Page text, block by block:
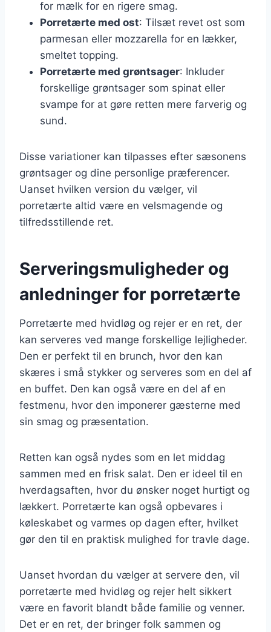
for mælk for en rigere smag.
Porretærte med ost: Tilsæt revet ost som
parmesan eller mozzarella for en lækker,
smeltet topping.
Porretærte med grøntsager: Inkluder
forskellige grøntsager som spinat eller
svampe for at gøre retten mere farverig og
sund.
Disse variationer kan tilpasses efter sæsonens
grøntsager og dine personlige præferencer.
Uanset hvilken version du vælger, vil
porretærte altid være en velsmagende og
tilfredsstillende ret.
Serveringsmuligheder og
anledninger for porretærte
Porretærte med hvidløg og rejer er en ret, der
kan serveres ved mange forskellige lejligheder.
Den er perfekt til en brunch, hvor den kan
skæres i små stykker og serveres som en del af
en buffet. Den kan også være en del af en
festmenu, hvor den imponerer gæsterne med
sin smag og præsentation.
Retten kan også nydes som en let middag
sammen med en frisk salat. Den er ideel til en
hverdagsaften, hvor du ønsker noget hurtigt og
lækkert. Porretærte kan også opbevares i
køleskabet og varmes op dagen efter, hvilket
gør den til en praktisk mulighed for travle dage.
Uanset hvordan du vælger at servere den, vil
porretærte med hvidløg og rejer helt sikkert
være en favorit blandt både familie og venner.
Det er en ret, der bringer folk sammen og